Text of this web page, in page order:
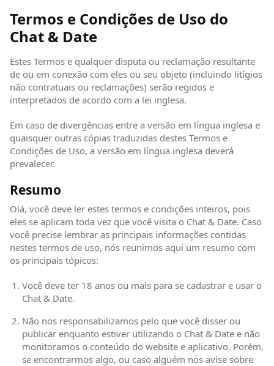
Termos e Condições de Uso do
Chat & Date
Estes Termos e qualquer disputa ou reclamação resultante
de ou em conexão com eles ou seu objeto (incluindo litígios
não contratuais ou reclamações) serão regidos e
interpretados de acordo com a lei inglesa.
Em caso de divergências entre a versão em língua inglesa e
quaisquer outras cópias traduzidas destes Termos e
Condições de Uso, a versão em língua inglesa deverá
prevalecer.
Resumo
Olá, você deve ler estes termos e condições inteiros, pois
eles se aplicam toda vez que você visita o Chat & Date. Caso
você precise lembrar as principais informações contidas
nestes termos de uso, nós reunimos aqui um resumo com
os principais tópicos:
Você deve ter 18 anos ou mais para se cadastrar e usar o
Chat & Date.
Não nos responsabilizamos pelo que você disser ou
publicar enquanto estiver utilizando o Chat & Date e não
monitoramos o conteúdo do website e aplicativo. Porém,
se encontrarmos algo, ou caso alguém nos avise sobre